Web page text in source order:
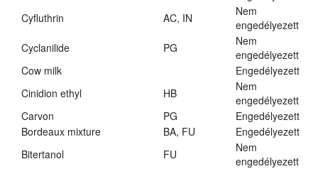
Cyfluthrin
AC, IN
Nem
engedélyezett
Cyclanilide
PG
Nem
engedélyezett
Cow milk
Engedélyezett
Cinidion ethyl
HB
Nem
engedélyezett
Carvon
PG
Engedélyezett
Bordeaux mixture
BA, FU
Engedélyezett
Bitertanol
FU
Nem
engedélyezett